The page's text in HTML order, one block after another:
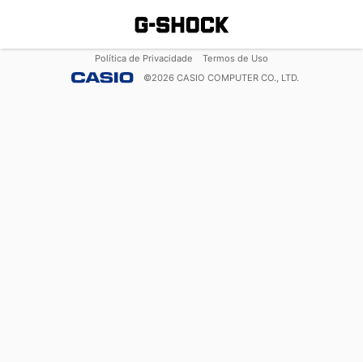
Política de Privacidade
Termos de Uso
©2026 CASIO COMPUTER CO., LTD.